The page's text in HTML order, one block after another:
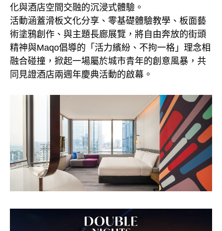
化與酒店空間交融的沉浸式體驗。
活動涵蓋滑板文化分享、零基礎體驗教學、板面藝
術塗鴉創作、與主題長廊展覽，將自由奔放的街頭
精神與Maqo倡導的「活力繽紛、不拘一格」理念相
融合碰撞，掀起一場屬於城市青年的創意風暴，共
同見證酒店兩週年慶典活動的啟幕。